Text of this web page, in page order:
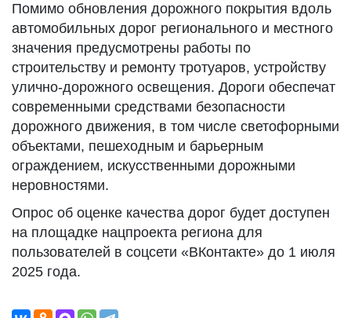
Помимо обновления дорожного покрытия вдоль
автомобильных дорог регионального и местного
значения предусмотрены работы по
строительству и ремонту тротуаров, устройству
улично-дорожного освещения. Дороги обеспечат
современными средствами безопасности
дорожного движения, в том числе светофорными
объектами, пешеходным и барьерным
ограждением, искусственными дорожными
неровностями.
Опрос об оценке качества дорог будет доступен
на площадке нацпроекта региона для
пользователей в соцсети «ВКонтакте» до 1 июля
2025 года.